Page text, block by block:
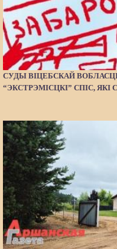
СУДЫ ВІЦЕБСКАЙ
“ЭКСТРЭМІСЦКІ” СПІС,